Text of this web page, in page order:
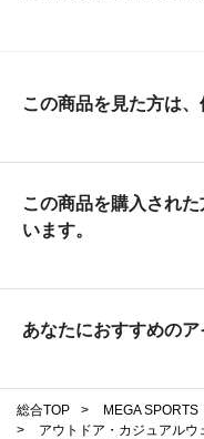
この商品を見た方は
この商品を購入され
います。
あなたにおすすめのア
総合TOP > MEGA SPORTS
>
アウトドア・カジュアルウ